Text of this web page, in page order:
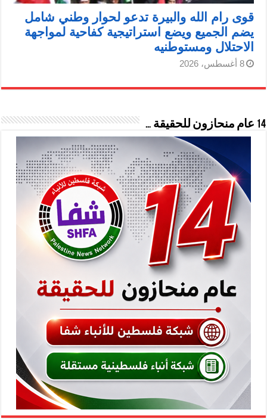
قوى رام الله والبيرة تدعو لحوار وطني شامل
يضم الجميع ويضع استراتيجية كفاحية لمواجهة
الاحتلال ومستوطنيه
8 أغسطس، 2026
14 عام منحازون للحقيقة …